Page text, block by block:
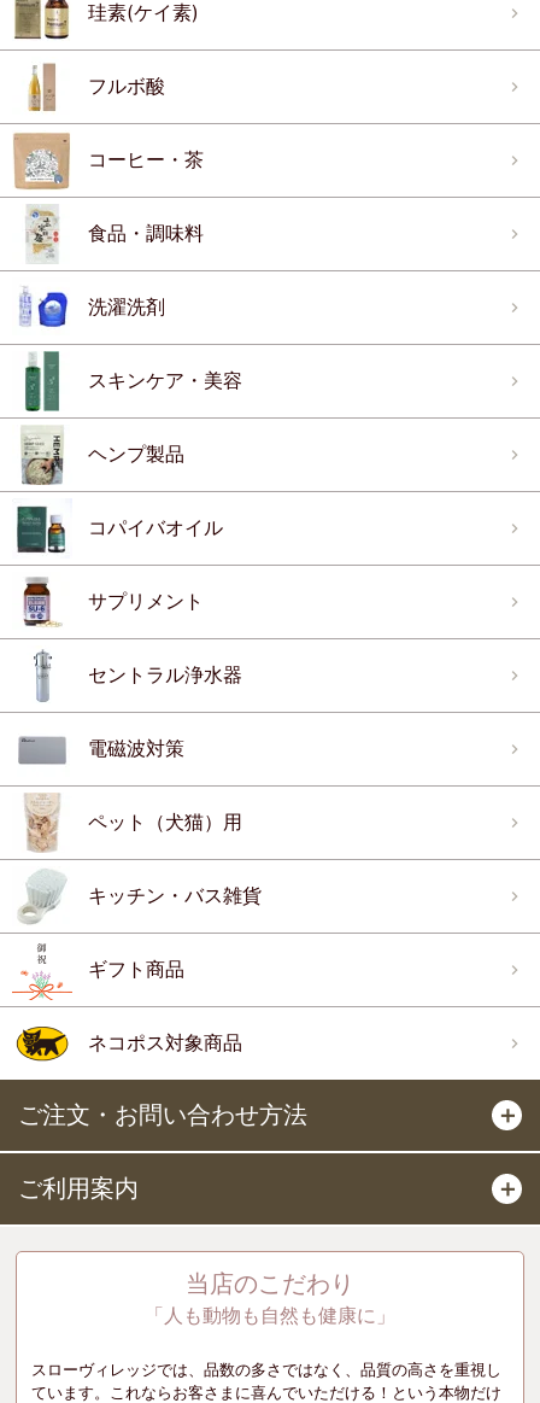
珪素(ケイ素)
フルボ酸
コーヒー・茶
食品・調味料
洗濯洗剤
スキンケア・美容
ヘンプ製品
コパイバオイル
サプリメント
セントラル浄水器
電磁波対策
ペット（犬猫）用
キッチン・バス雑貨
ギフト商品
ネコポス対象商品
ご注文・お問い合わせ方法 ＋
ご利用案内 ＋
当店のこだわり
「人も動物も自然も健康に」
スローヴィレッジでは、品数の多さではなく、品質の高さを重視し
ています。これならお客さまに喜んでいただける！という本物だけ